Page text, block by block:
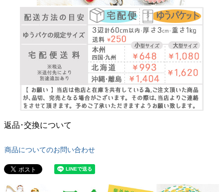
返品･交換について
商品についてのお問い合わせ